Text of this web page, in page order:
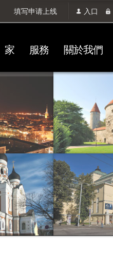
填写申请上线 入口
家 服務 關於我們